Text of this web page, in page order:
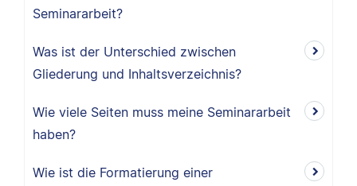
Seminararbeit?
Was ist der Unterschied zwischen
Gliederung und Inhaltsverzeichnis?
Wie viele Seiten muss meine Seminararbeit
haben?
Wie ist die Formatierung einer